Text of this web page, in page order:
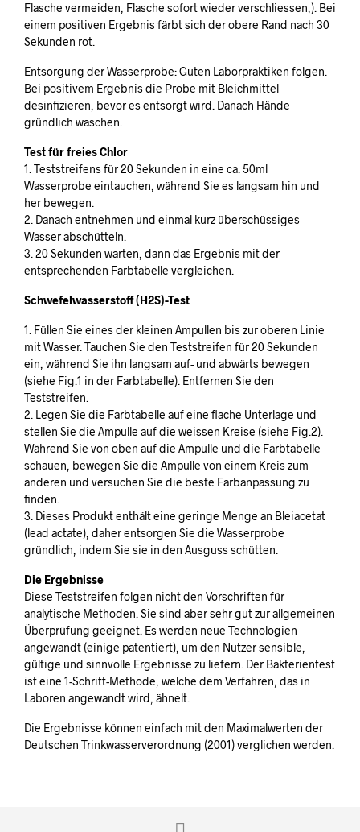
Flasche vermeiden, Flasche sofort wieder verschliessen,). Bei
einem positiven Ergebnis färbt sich der obere Rand nach 30
Sekunden rot.
Entsorgung der Wasserprobe: Guten Laborpraktiken folgen.
Bei positivem Ergebnis die Probe mit Bleichmittel
desinfizieren, bevor es entsorgt wird. Danach Hände
gründlich waschen.
Test für freies Chlor
1. Teststreifens für 20 Sekunden in eine ca. 50ml
Wasserprobe eintauchen, während Sie es langsam hin und
her bewegen.
2. Danach entnehmen und einmal kurz überschüssiges
Wasser abschütteln.
3. 20 Sekunden warten, dann das Ergebnis mit der
entsprechenden Farbtabelle vergleichen.
Schwefelwasserstoff (H2S)-Test
1. Füllen Sie eines der kleinen Ampullen bis zur oberen Linie
mit Wasser. Tauchen Sie den Teststreifen für 20 Sekunden
ein, während Sie ihn langsam auf- und abwärts bewegen
(siehe Fig.1 in der Farbtabelle). Entfernen Sie den
Teststreifen.
2. Legen Sie die Farbtabelle auf eine flache Unterlage und
stellen Sie die Ampulle auf die weissen Kreise (siehe Fig.2).
Während Sie von oben auf die Ampulle und die Farbtabelle
schauen, bewegen Sie die Ampulle von einem Kreis zum
anderen und versuchen Sie die beste Farbanpassung zu
finden.
3. Dieses Produkt enthält eine geringe Menge an Bleiacetat
(lead actate), daher entsorgen Sie die Wasserprobe
gründlich, indem Sie sie in den Ausguss schütten.
Die Ergebnisse
Diese Teststreifen folgen nicht den Vorschriften für
analytische Methoden. Sie sind aber sehr gut zur allgemeinen
Überprüfung geeignet. Es werden neue Technologien
angewandt (einige patentiert), um den Nutzer sensible,
gültige und sinnvolle Ergebnisse zu liefern. Der Bakterientest
ist eine 1-Schritt-Methode, welche dem Verfahren, das in
Laboren angewandt wird, ähnelt.
Die Ergebnisse können einfach mit den Maximalwerten der
Deutschen Trinkwasserverordnung (2001) verglichen werden.